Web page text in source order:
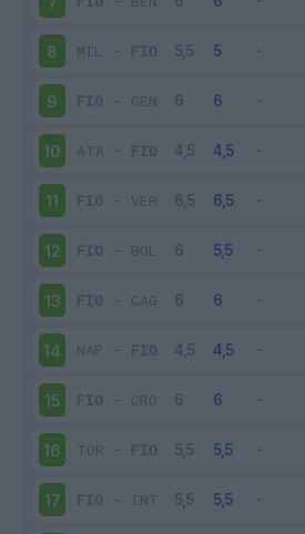
8 MIL - FIO
9 FIO - GEN
10 ATA - FIO
11 FIO - VER
12 FIO - BOL
13 FIO - CAG
14 NAP - FIO
15 FIO - CRO
16 TOR - FIO
17 FIO - INT